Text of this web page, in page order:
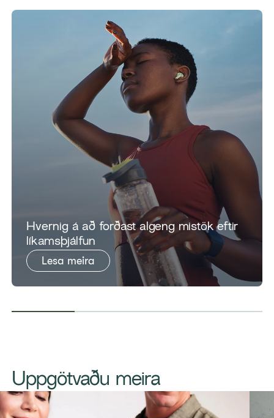
​Hvernig á að forðast algeng mistök eftir
líkamsþjálfun
Lesa meira
Uppgötvaðu meira